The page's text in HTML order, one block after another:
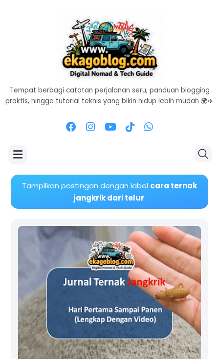
Tempat berbagi catatan perjalanan seru, panduan blogging
praktis, hingga tutorial teknis yang bikin hidup lebih mudah 🌍✈️
Tampilkan postingan dengan label cara ternak
jangkrik dari telur.